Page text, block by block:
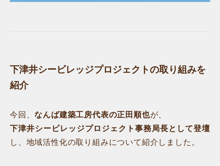
下津井シービレッジプロジェクトの取り組みを
紹介
今回、なんば建築工房代表の正田順也が、
下津井シービレッジプロジェクト事務局長として登壇
し、地域活性化の取り組みについて紹介しました。